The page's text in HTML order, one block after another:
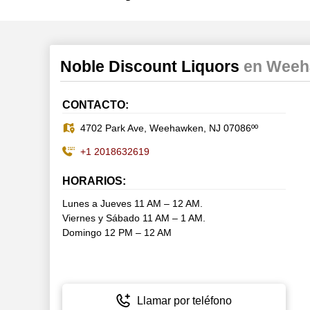
Noble Discount Liquors en
CONTACTO:
4702 Park Ave, Weehawken, NJ 07086ºº
+1 2018632619
HORARIOS:
Lunes a Jueves 11 AM – 12 AM.
Viernes y Sábado 11 AM – 1 AM.
Domingo 12 PM – 12 AM
Llamar por teléfono